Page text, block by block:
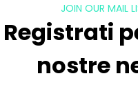
JOIN OUR MAIL
Registrati
nostre